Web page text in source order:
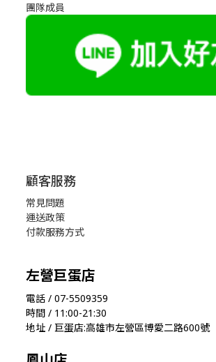
團隊成員
顧客服務
常見問題
運送政策
付款服務方式
左營巨蛋店
電話 / 07-5509359
時間 / 11:00-21:30
地址 / 巨蛋店:高雄市左營區博愛二路600號